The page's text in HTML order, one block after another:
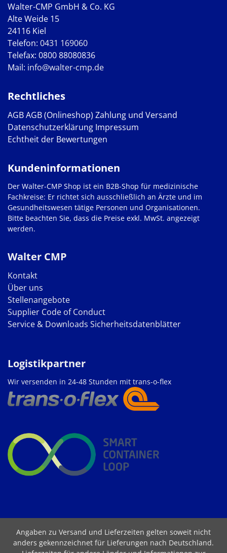
Walter-CMP GmbH & Co. KG
Alte Weide 15
24116 Kiel
Telefon: 0431 169060
Telefax: 0800 88080836
Mail: info@walter-cmp.de
Rechtliches
AGBAGB (Onlineshop) Zahlung und Versand
Datenschutzerklärung Impressum
Echtheit der Bewertungen
Walter CMP
Kontakt
Über uns
Stellenangebote
Supplier Code of Conduct
Service & Downloads Sicherheitsdatenblätter
Kundeninformationen
Der Walter-CMP Shop ist ein B2B-Shop für medizinische
Fachkreise: Er richtet sich ausschließlich an Ärzte und im
Gesundheitswesen tätige Personen und Organisationen.
Bitte beachten Sie, dass die Preise exkl. MwSt. angezeigt
werden.
Logistikpartner
Wir versenden in 24-48 Stunden mit trans-o-flex
Angaben zu Versand und Lieferzeiten gelten soweit nicht
anders gekennzeichnet für Lieferungen nach Deutschland.